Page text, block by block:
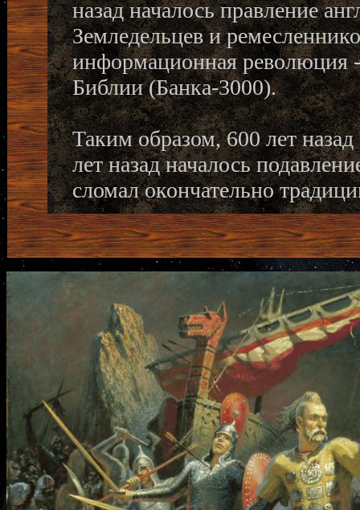
назад началось правление
Земледельцев и
информационная революция
Библии (Банка-3000).
Таким образом, 600 лет
лет назад началось
сломал окончательно